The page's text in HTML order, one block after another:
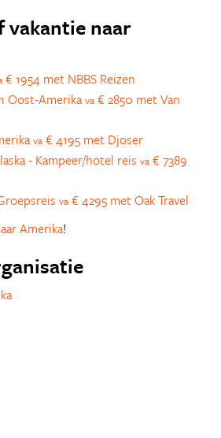
vakantie naar
€ 1954 met NBBS Reizen
Oost-Amerika va € 2850 met Van
va € 4195 met Djoser
- Kampeer/hotel reis va € 7389
va € 4295 met Oak Travel
Amerika!